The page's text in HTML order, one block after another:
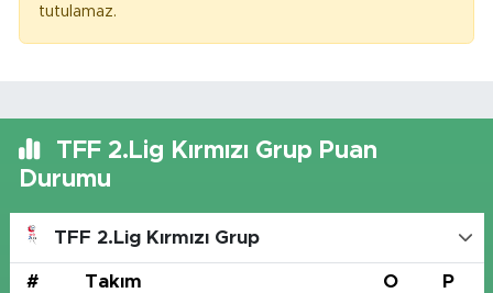
tutulamaz.
TFF 2.Lig Kırmızı Grup Puan
Durumu
TFF 2.Lig Kırmızı Grup
# Takım O P